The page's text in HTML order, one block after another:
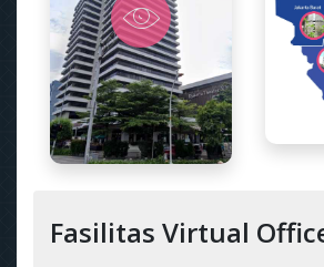
Fasilitas Virtual